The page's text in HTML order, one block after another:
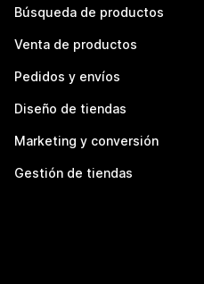
Búsqueda de productos
Venta de productos
Pedidos y envíos
Diseño de tiendas
Marketing y conversión
Gestión de tiendas